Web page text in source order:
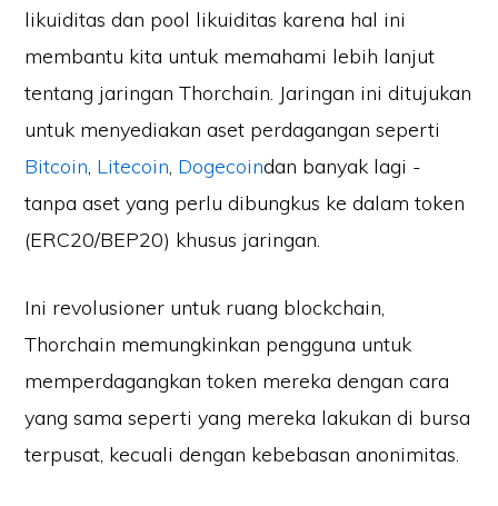
likuiditas dan pool likuiditas karena hal ini
membantu kita untuk memahami lebih lanjut
tentang jaringan Thorchain. Jaringan ini ditujukan
untuk menyediakan aset perdagangan seperti
Bitcoin, Litecoin, Dogecoindan banyak lagi -
tanpa aset yang perlu dibungkus ke dalam token
(ERC20/BEP20) khusus jaringan.
Ini revolusioner untuk ruang blockchain,
Thorchain memungkinkan pengguna untuk
memperdagangkan token mereka dengan cara
yang sama seperti yang mereka lakukan di bursa
terpusat, kecuali dengan kebebasan anonimitas.